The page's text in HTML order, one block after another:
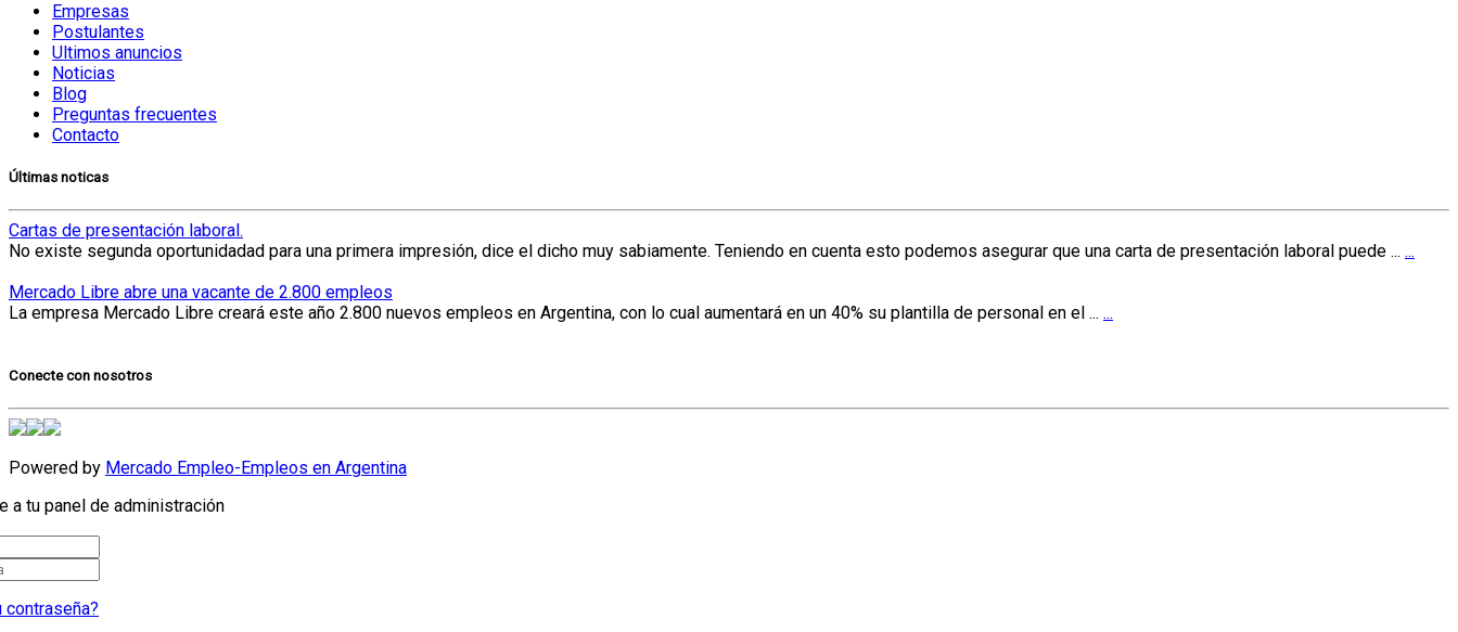
Empresas
Postulantes
Ultimos anuncios
Noticias
Blog
Preguntas frecuentes
Contacto
Últimas noticas
Cartas de presentación laboral.
No existe segunda oportunidadad para una primera impresión, dice el dicho muy sabiamente. Teniendo en cuenta esto podemos asegurar que una carta de presentación laboral puede ... ...
Mercado Libre abre una vacante de 2.800 empleos
La empresa Mercado Libre creará este año 2.800 nuevos empleos en Argentina, con lo cual aumentará en un 40% su plantilla de personal en el ... ...
Conecte con nosotros
Powered by Mercado Empleo-Empleos en Argentina
a tu panel de administración
contraseña?